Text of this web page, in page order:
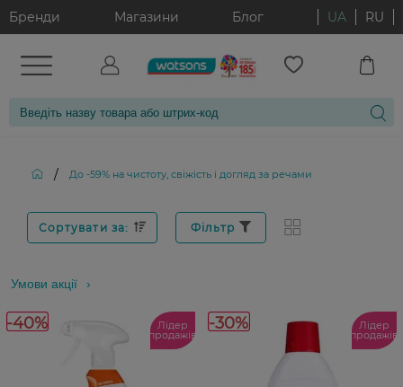
Бренди Магазини Блог UA RU
/ До -59% на чистоту, свіжість і догляд за речами
Сортувати за: Фільтр
Умови акції
-40% Лідер
продажів
-30% Лідер
продажів